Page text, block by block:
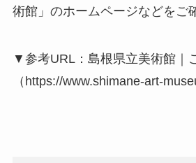
術館」のホームページなどをご
▼参考URL：島根県立美術館｜
（https://www.shimane-art-